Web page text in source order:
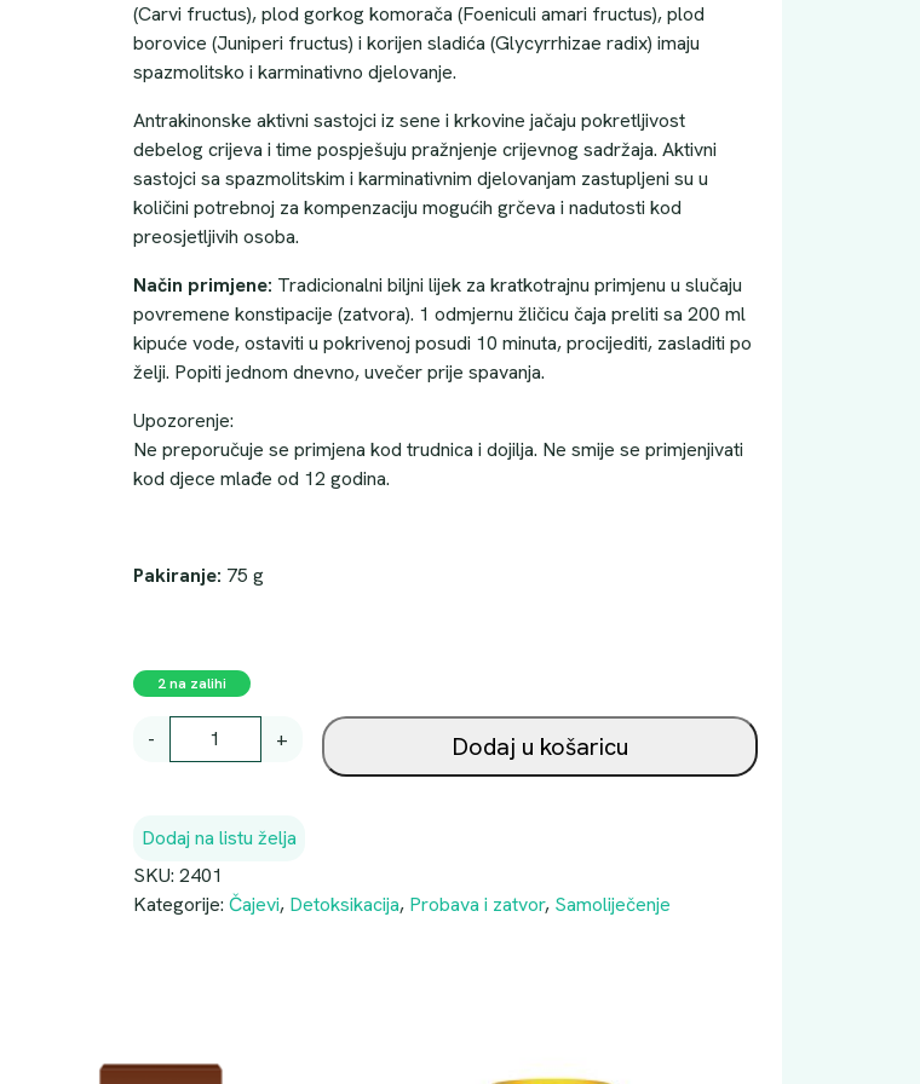
(Carvi fructus), plod gorkog komorača (Foeniculi amari fructus), plod
borovice (Juniperi fructus) i korijen sladića (Glycyrrhizae radix) imaju
spazmolitsko i karminativno djelovanje.
Antrakinonske aktivni sastojci iz sene i krkovine jačaju pokretljivost
debelog crijeva i time pospješuju pražnjenje crijevnog sadržaja. Aktivni
sastojci sa spazmolitskim i karminativnim djelovanjam zastupljeni su u
količini potrebnoj za kompenzaciju mogućih grčeva i nadutosti kod
preosjetljivih osoba.
Način primjene: Tradicionalni biljni lijek za kratkotrajnu primjenu u slučaju
povremene konstipacije (zatvora). 1 odmjernu žličicu čaja preliti sa 200 ml
kipuće vode, ostaviti u pokrivenoj posudi 10 minuta, procijediti, zasladiti po
želji. Popiti jednom dnevno, uvečer prije spavanja.
Upozorenje:
Ne preporučuje se primjena kod trudnica i dojilja. Ne smije se primjenjivati
kod djece mlađe od 12 godina.
Pakiranje: 75 g
2 na zalihi
-
N
S
+ Dodaj u košaricu
Dodaj na listu želja
SKU: 2401
Kategorije: Čajevi, Detoksikacija, Probava i zatvor, Samoliječenje